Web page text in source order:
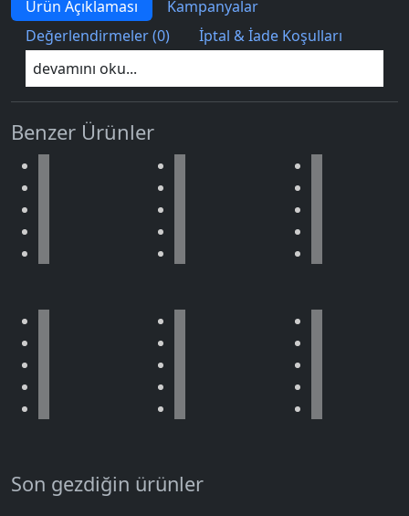
Ürün Açıklaması
Kampanyalar
Değerlendirmeler (0)
İptal & İade Koşulları
devamını oku...
Benzer Ürünler
Son gezdiğin ürünler